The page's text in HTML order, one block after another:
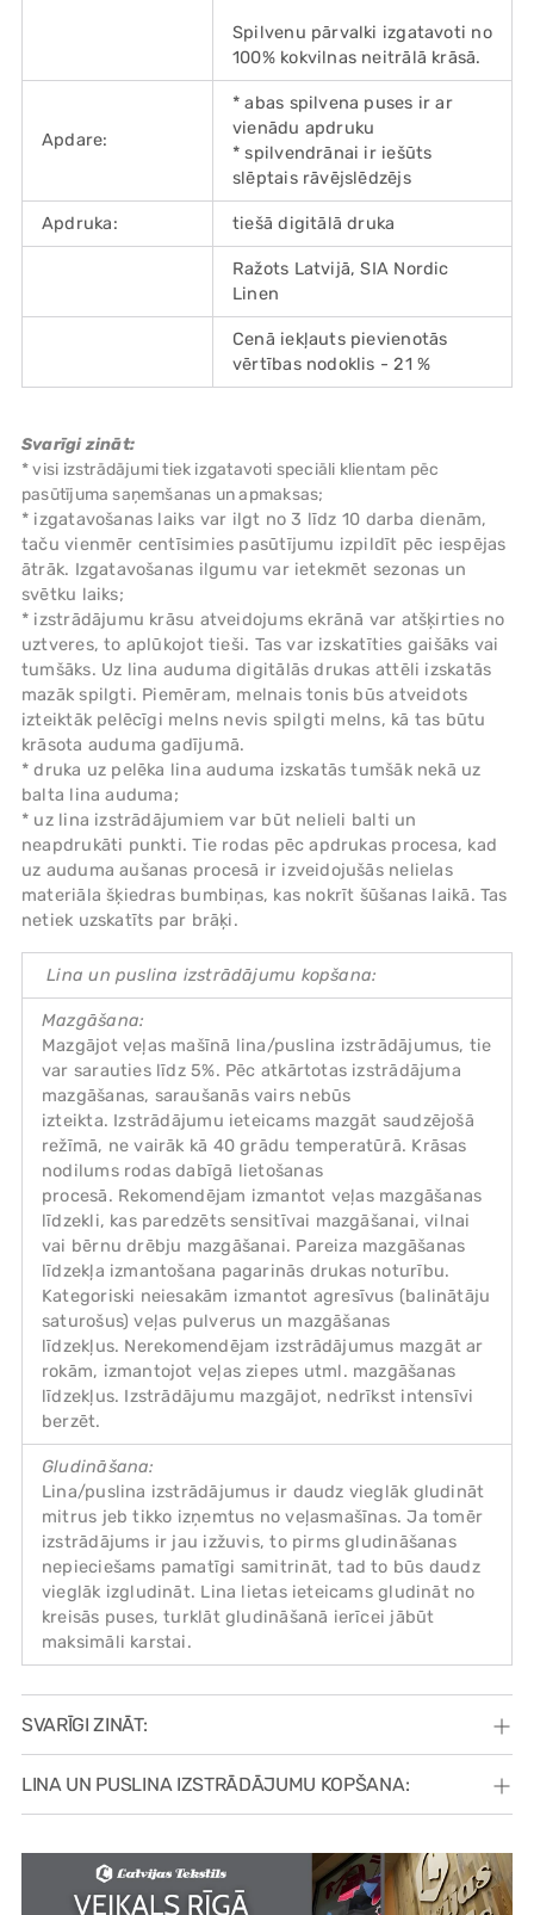
Spilvenu pārvalki izgatavoti no
100% kokvilnas neitrālā krāsā.
Apdare:
* abas spilvena puses ir ar
vienādu apdruku
* spilvendrānai ir iešūts
slēptais rāvējslēdzējs
Apdruka: tiešā digitālā druka
Ražots Latvijā, SIA Nordic
Linen
Cenā iekļauts pievienotās
vērtības nodoklis - 21 %
Svarīgi zināt:
* visi izstrādājumi tiek izgatavoti speciāli klientam pēc
pasūtījuma saņemšanas un apmaksas;
* izgatavošanas laiks var ilgt no 3 līdz 10 darba dienām,
taču vienmēr centīsimies pasūtījumu izpildīt pēc iespējas
ātrāk. Izgatavošanas ilgumu var ietekmēt sezonas un
svētku laiks;
* izstrādājumu krāsu atveidojums ekrānā var atšķirties no
uztveres, to aplūkojot tieši. Tas var izskatīties gaišāks vai
tumšāks. Uz lina auduma digitālās drukas attēli izskatās
mazāk spilgti. Piemēram, melnais tonis būs atveidots
izteiktāk pelēcīgi melns nevis spilgti melns, kā tas būtu
krāsota auduma gadījumā.
* druka uz pelēka lina auduma izskatās tumšāk nekā uz
balta lina auduma;
* uz lina izstrādājumiem var būt nelieli balti un
neapdrukāti punkti. Tie rodas pēc apdrukas procesa, kad
uz auduma aušanas procesā ir izveidojušās nelielas
materiāla šķiedras bumbiņas, kas nokrīt šūšanas laikā. Tas
netiek uzskatīts par brāķi.
Lina un puslina izstrādājumu kopšana:
Mazgāšana:
Mazgājot veļas mašīnā lina/puslina izstrādājumus, tie
var sarauties līdz 5%. Pēc atkārtotas izstrādājuma
mazgāšanas, saraušanās vairs nebūs
izteikta. Izstrādājumu ieteicams mazgāt saudzējošā
režīmā, ne vairāk kā 40 grādu temperatūrā. Krāsas
nodilums rodas dabīgā lietošanas
procesā. Rekomendējam izmantot veļas mazgāšanas
līdzekli, kas paredzēts sensitīvai mazgāšanai, vilnai
vai bērnu drēbju mazgāšanai. Pareiza mazgāšanas
līdzekļa izmantošana pagarinās drukas noturību.
Kategoriski neiesakām izmantot agresīvus (balinātāju
saturošus) veļas pulverus un mazgāšanas
līdzekļus. Nerekomendējam izstrādājumus mazgāt ar
rokām, izmantojot veļas ziepes utml. mazgāšanas
līdzekļus. Izstrādājumu mazgājot, nedrīkst intensīvi
berzēt.
Gludināšana:
Lina/puslina izstrādājumus ir daudz vieglāk gludināt
mitrus jeb tikko izņemtus no veļasmašīnas. Ja tomēr
izstrādājums ir jau izžuvis, to pirms gludināšanas
nepieciešams pamatīgi samitrināt, tad to būs daudz
vieglāk izgludināt. Lina lietas ieteicams gludināt no
kreisās puses, turklāt gludināšanā ierīcei jābūt
maksimāli karstai.
SVARĪGI ZINĀT:
LINA UN PUSLINA IZSTRĀDĀJUMU KOPŠANA: